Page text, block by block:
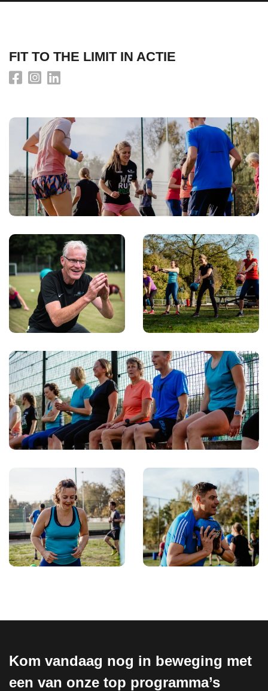
FIT TO THE LIMIT IN ACTIE
Kom vandaag nog in beweging met
een van onze top programma’s